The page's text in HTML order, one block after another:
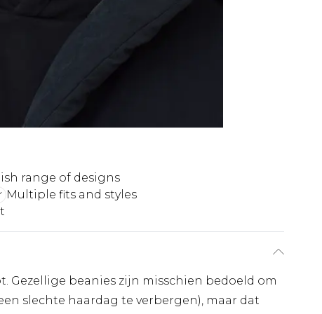
range of designs
Multiple fits and styles
Gezellige beanies zijn misschien bedoeld om
slechte haardag te verbergen), maar dat